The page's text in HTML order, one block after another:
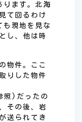
ります。北海
て回るわけ
も現地を見な
し、他は時
物件。ここ
りした物件
照)だったの
その後、岩
送られてき